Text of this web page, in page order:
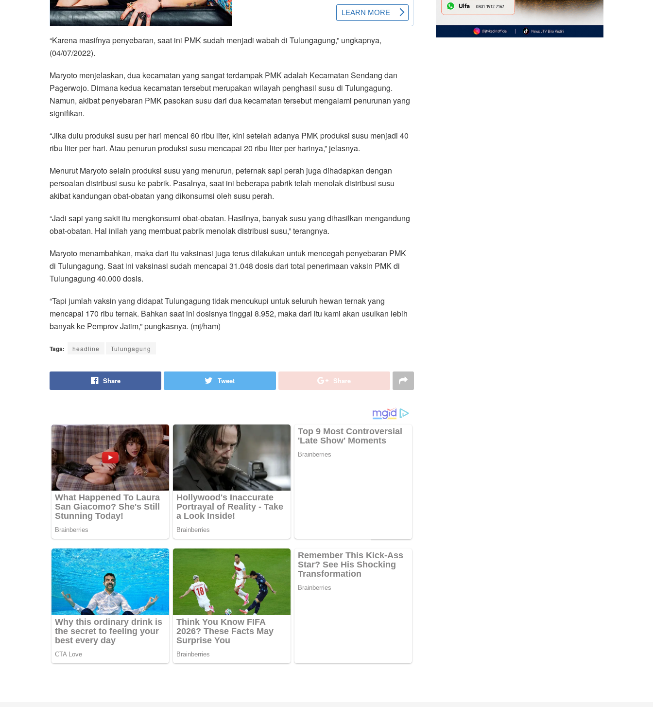
“Karena masifnya penyebaran, saat ini PMK sudah menjadi wabah di Tulungagung,” ungkapnya,
(04/07/2022).
Maryoto menjelaskan, dua kecamatan yang sangat terdampak PMK adalah Kecamatan Sendang dan
Pagerwojo. Dimana kedua kecamatan tersebut merupakan wilayah penghasil susu di Tulungagung.
Namun, akibat penyebaran PMK pasokan susu dari dua kecamatan tersebut mengalami penurunan yang
signifikan.
“Jika dulu produksi susu per hari mencai 60 ribu liter, kini setelah adanya PMK produksi susu menjadi 40
ribu liter per hari. Atau penurun produksi susu mencapai 20 ribu liter per harinya,” jelasnya.
Menurut Maryoto selain produksi susu yang menurun, peternak sapi perah juga dihadapkan dengan
persoalan distribusi susu ke pabrik. Pasalnya, saat ini beberapa pabrik telah menolak distribusi susu
akibat kandungan obat-obatan yang dikonsumsi oleh susu perah.
“Jadi sapi yang sakit itu mengkonsumi obat-obatan. Hasilnya, banyak susu yang dihasilkan mengandung
obat-obatan. Hal inilah yang membuat pabrik menolak distribusi susu,” terangnya.
Maryoto menambahkan, maka dari itu vaksinasi juga terus dilakukan untuk mencegah penyebaran PMK
di Tulungagung. Saat ini vaksinasi sudah mencapai 31.048 dosis dari total penerimaan vaksin PMK di
Tulungagung 40.000 dosis.
“Tapi jumlah vaksin yang didapat Tulungagung tidak mencukupi untuk seluruh hewan ternak yang
mencapai 170 ribu ternak. Bahkan saat ini dosisnya tinggal 8.952, maka dari itu kami akan usulkan lebih
banyak ke Pemprov Jatim,” pungkasnya. (mj/ham)
Tags: headline Tulungagung
Share Tweet Share